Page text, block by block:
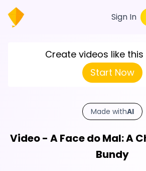
Sign In
Create videos like
Start Now
Made withAI
Video - A Face do Mal: A
Bundy